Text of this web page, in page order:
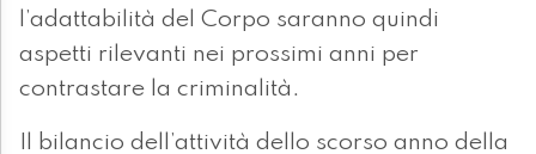
l’adattabilità del Corpo saranno quindi
aspetti rilevanti nei prossimi anni per
contrastare la criminalità.
Il bilancio dell’attività dello scorso anno della